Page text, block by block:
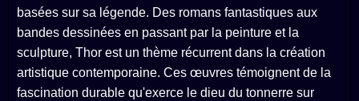
basées sur sa légende. Des romans fantastiques aux
bandes dessinées en passant par la peinture et la
sculpture, Thor est un thème récurrent dans la création
artistique contemporaine. Ces œuvres témoignent de la
fascination durable qu'exerce le dieu du tonnerre sur